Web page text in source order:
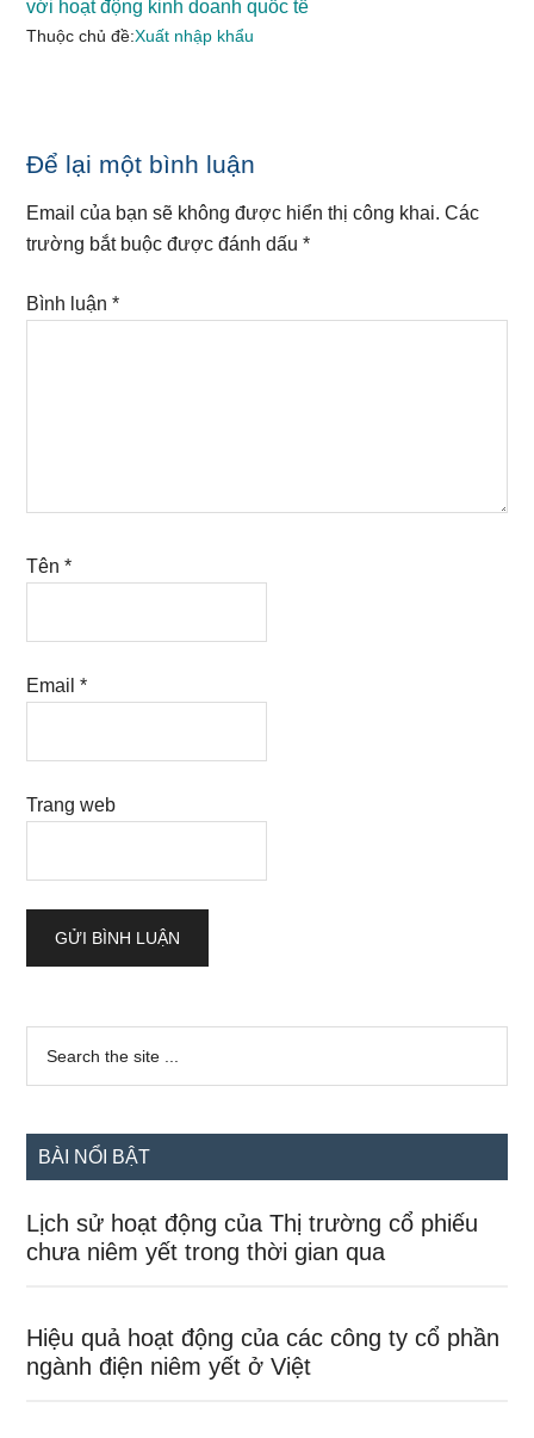
với hoạt động kinh doanh quốc tế
Thuộc chủ đề:Xuất nhập khẩu
Reader
Interactions
Để lại một bình luận
Email của bạn sẽ không được hiển thị công khai. Các
trường bắt buộc được đánh dấu*
Bình luận*
Tên*
Email*
Trang web
Sidebar
chính
...
BÀI NỔI BẬT
Lịch sử hoạt động của Thị trường cổ phiếu
chưa niêm yết trong thời gian qua
Hiệu quả hoạt động của các công ty cổ phần
ngành điện niêm yết ở Việt